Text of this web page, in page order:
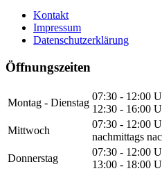
Kontakt
Impressum
Datenschutzerklärung
Öffnungszeiten
Montag - Dienstag
07:30 - 12:00
12:30 - 16:00
Mittwoch
07:30 - 12:00
nachmittags
Donnerstag
07:30 - 12:00
13:00 - 18:00